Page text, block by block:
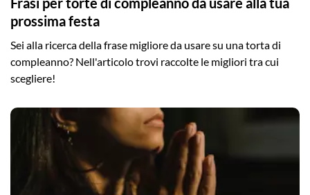
prossima festa
Sei alla ricerca della frase migliore da usare su una torta di
compleanno? Nell'articolo trovi raccolte le migliori tra cui
scegliere!